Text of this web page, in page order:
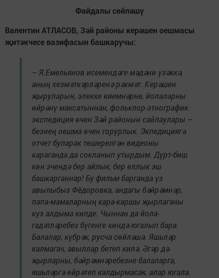
Файдалы сөйләшү
Валентин АТЛАСОВ, Зәй районы керәшен оешмасы
җитәкчесе вазифасын башкаручы:
– Я.Емельянов исемендәге мәдәни үзәккә,
аның хезмәткәрләренә рәхмәт. Керәшен
җыруларын, элекке киемнәрне, йолаларны
өйрәнү максатыннан, фольклор-этнографик
экспедиция өчен Зәй районын сайлаулары –
безнең оешма өчен горурлык. Экпедициягә
отчет буларак төшерелгән видеоны
караганда да сокланып утырдым. Дүрт-биш
көн эчендә бер айлык, бер еллык эш
башкарганнар! Бу фильм барганда үз
авылыбыз Фёдоровка, андагы бәйрәмнәр,
папа-мамаларның кара-каршы җырлаганы
күз алдыма килде. Чыннан да йола-
гадәтләребез бүгенге көндә югалып бара.
Балалар, күбрәк, русча сөйләшә. Яшьләр
калмагач, авыллар бетеп килә. Әгәр дә
җырларны, бәйрәмнәребезне балаларга,
яшьләргә өйрәтеп калдырмасак, алар югала.